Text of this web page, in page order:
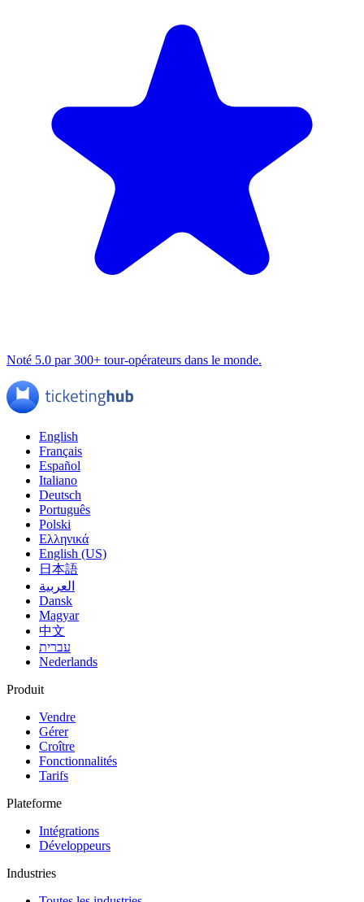
Noté 5.0 par 300+ tour-opérateurs dans le monde.
English
Français
Español
Italiano
Deutsch
Português
Polski
Ελληνικά
English (US)
日本語
العربية
Dansk
Magyar
中文
עברית
Nederlands
Produit
Vendre
Gérer
Croître
Fonctionnalités
Tarifs
Plateforme
Intégrations
Développeurs
Industries